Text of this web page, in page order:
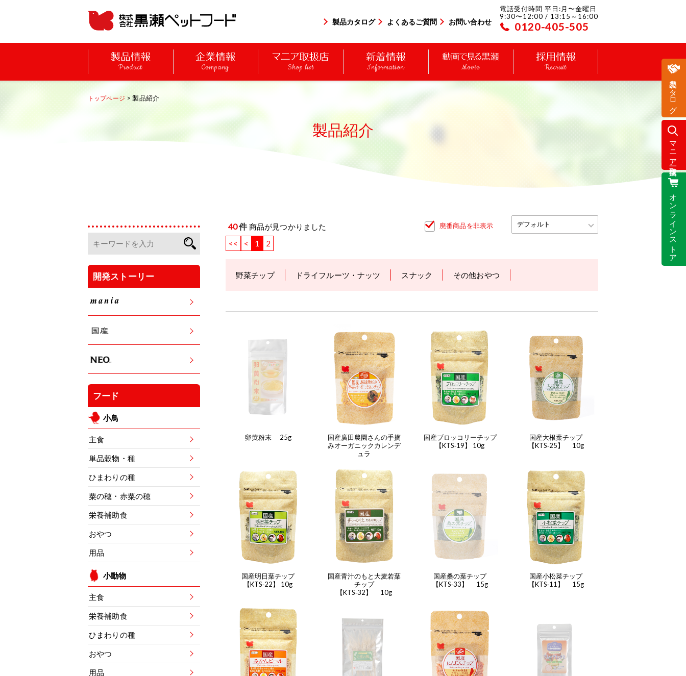
製品カタログ よくあるご質問 お問い合わせ
電話受付時間 平日:月〜金曜日
9:30〜12:00 / 13:15～16:00
0120-405-505
Product Company Shop list Information Movie Recruit
製品カタログ
マニア取扱店一覧
オンラインストア
トップページ > 製品紹介
製品紹介
40件商品が見つかりました 廃番商品を非表示
<< < 1 2
野菜チップ ドライフルーツ・ナッツ スナック その他おやつ
卵黄粉末 25g
国産廣田農園さんの手摘
みオーガニックカレンデ
ュラ
国産ブロッコリーチップ
【KTS‐19】 10g
国産大根葉チップ
【KTS‐25】 10g
国産明日葉チップ
【KTS‐22】 10g
国産青汁のもと大麦若葉
チップ
【KTS‐32】 10g
国産桑の葉チップ
【KTS‐33】 15g
国産小松菜チップ
【KTS‐11】 15g
開発ストーリー
フード
小鳥
主食
単品穀物・種
ひまわりの種
粟の穂・赤粟の穂
栄養補助食
おやつ
用品
小動物
主食
栄養補助食
ひまわりの種
おやつ
用品